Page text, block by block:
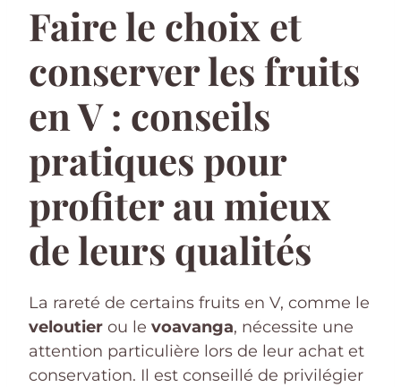
Faire le choix et
conserver les fruits
en V : conseils
pratiques pour
profiter au mieux
de leurs qualités
La rareté de certains fruits en V, comme le
veloutier ou le voavanga, nécessite une
attention particulière lors de leur achat et
conservation. Il est conseillé de privilégier